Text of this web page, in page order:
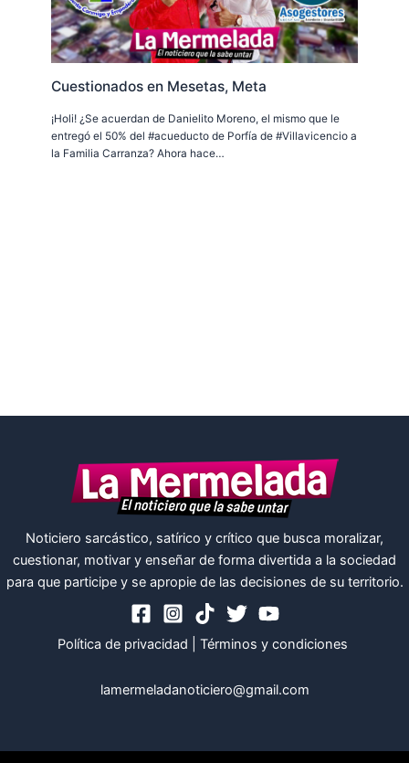
Cuestionados en Mesetas, Meta
¡Holi! ¿Se acuerdan de Danielito Moreno, el mismo que le
entregó el 50% del #acueducto de Porfía de #Villavicencio a
la Familia Carranza? Ahora hace…
Noticiero sarcástico, satírico y crítico que busca moralizar,
cuestionar, motivar y enseñar de forma divertida a la sociedad
para que participe y se apropie de las decisiones de su territorio.
Política de privacidad Términos y condiciones
lamermeladanoticiero@gmail.com